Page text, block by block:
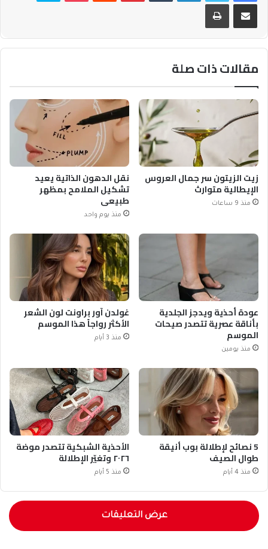
مشاركة عبر البريد طباعة
مقالات ذات صلة
زيت الزيتون سر جمال العروس
الإيطالية متوارث
منذ 9 ساعات
نقل الدهون الذاتية يعيد
تشكيل الملامح بمظهر
طبيعي
منذ يوم واحد
عودة أحذية ويدجز الجلدية
بأناقة عصرية تتصدر صيحات
الموسم
منذ يومين
غولدن آور براونت لون الشعر
الأكثر رواجاً هذا الموسم
منذ 3 أيام
5 نصائح لإطلالة بوب أنيقة
طوال الصيف
منذ 4 أيام
الأحذية الشبكية تتصدر موضة
٢٠٢٦ وتغيّر الإطلالة
منذ 5 أيام
عرض التعليقات